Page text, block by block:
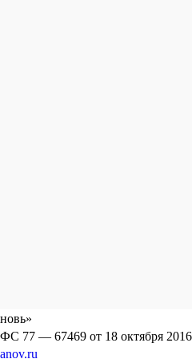
77 — 67469 от 18 октября